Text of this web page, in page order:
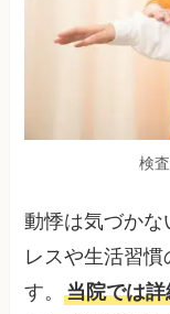
検
動悸は気づかな
レスや生活習
す。当院では